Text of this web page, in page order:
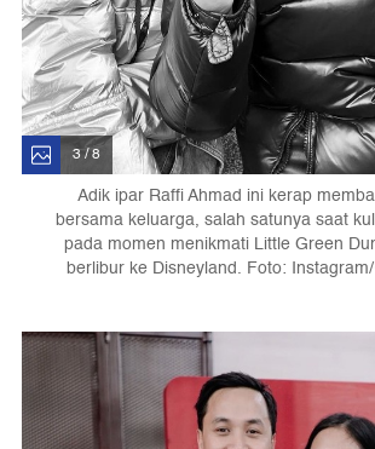
3 / 8
Adik ipar Raffi Ahmad ini kerap
bersama keluarga, salah satunya saat
pada momen menikmati Little Green
berlibur ke Disneyland. Foto: